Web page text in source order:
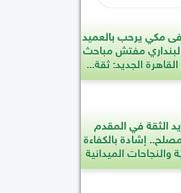
مكي يرحب بالعميد
مفتش مباحث
الجديد: ثقة...
الثقة في المقدم
إشادة بالكفاءة
والنجاحات الميدانية